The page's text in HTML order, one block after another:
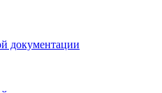
документации